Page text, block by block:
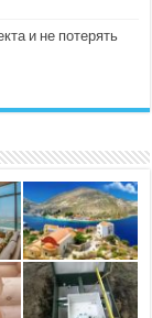
и не потерять